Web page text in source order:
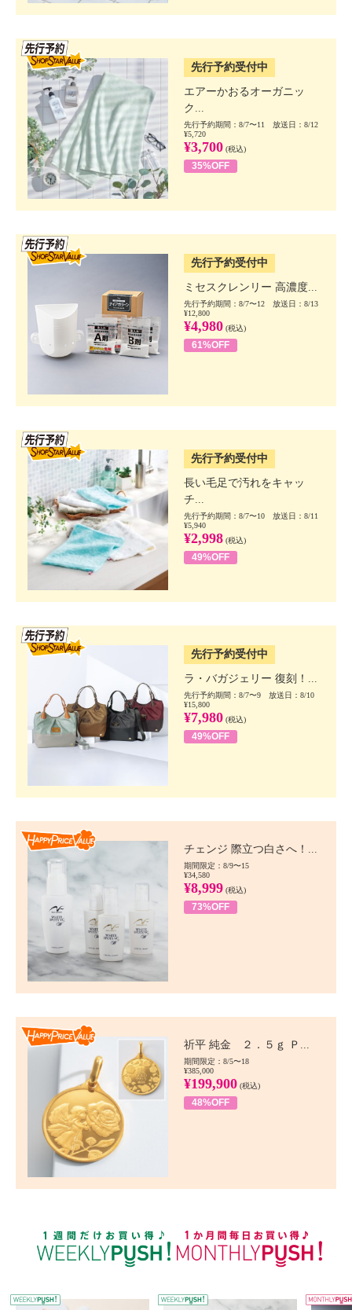
先行予約受付中
エアーかおるオーガニッ
ク...
先行予約期間：8/7〜11 放送日：8/12
¥5,720
¥3,700 (税込)
35%OFF
先行予約受付中
ミセスクレンリー 高濃度...
先行予約期間：8/7〜12 放送日：8/13
¥12,800
¥4,980 (税込)
61%OFF
先行予約受付中
長い毛足で汚れをキャッ
チ...
先行予約期間：8/7〜10 放送日：8/11
¥5,940
¥2,998 (税込)
49%OFF
先行予約受付中
ラ・バガジェリー 復刻！...
先行予約期間：8/7〜9 放送日：8/10
¥15,800
¥7,980 (税込)
49%OFF
チェンジ 際立つ白さへ！...
期間限定：8/9〜15
¥34,580
¥8,999 (税込)
73%OFF
祈平 純金 ２．５ｇ Ｐ...
期間限定：8/5〜18
¥385,000
¥199,900 (税込)
48%OFF
WEEKLY PUSH